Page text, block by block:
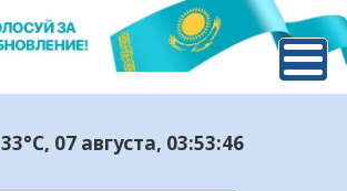
33°C, 07 августа, 03:53:46